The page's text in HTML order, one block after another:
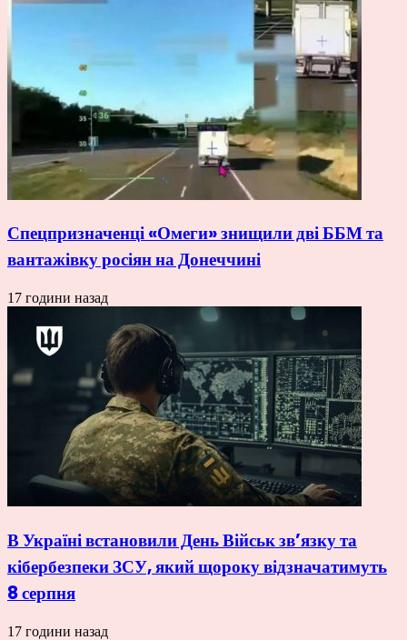
Спецпризначенці «Омеги» знищили дві ББМ та
вантажівку росіян на Донеччині
17 години назад
В Україні встановили День Військ зв’язку та
кібербезпеки ЗСУ, який щороку відзначатимуть
8 серпня
17 години назад